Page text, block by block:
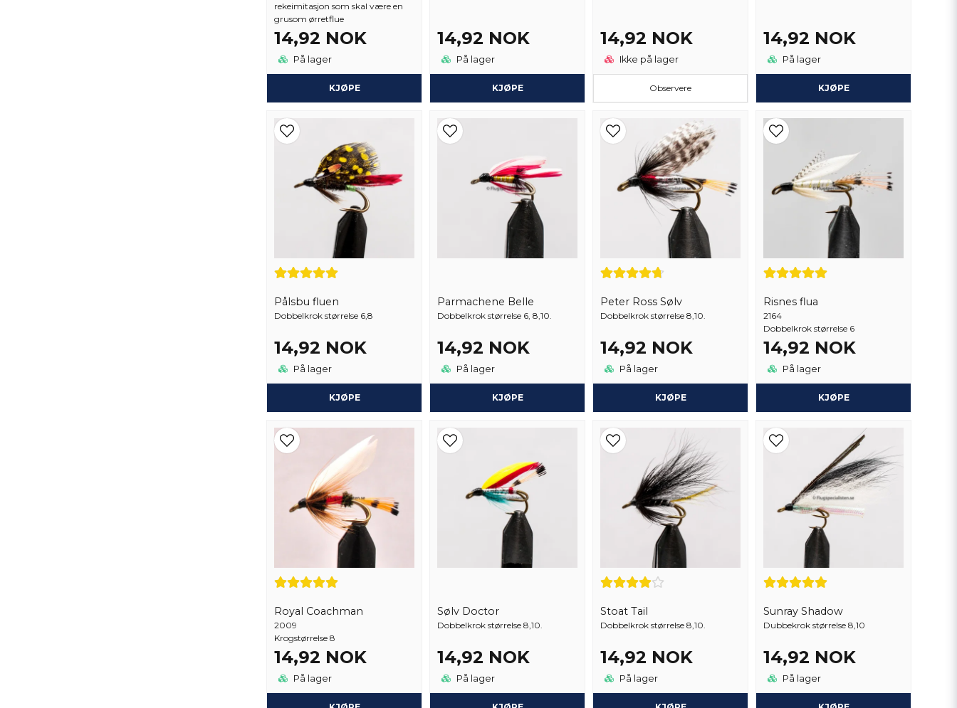
rekeimitasjon som skal være en
grusom ørretflue
14,92 NOK
På lager
KJØPE
14,92 NOK
På lager
KJØPE
14,92 NOK
Ikke på lager
Observere
14,92 NOK
På lager
KJØPE
Pålsbu fluen
Dobbelkrok størrelse 6,8
14,92 NOK
På lager
KJØPE
Parmachene Belle
Dobbelkrok størrelse 6, 8,10.
14,92 NOK
På lager
KJØPE
Peter Ross Sølv
Dobbelkrok størrelse 8,10.
14,92 NOK
På lager
KJØPE
Risnes flua
2164
Dobbelkrok størrelse 6
14,92 NOK
På lager
KJØPE
Royal Coachman
2009
Krogstørrelse 8
14,92 NOK
På lager
Sølv Doctor
Dobbelkrok størrelse 8,10.
14,92 NOK
På lager
Stoat Tail
Dobbelkrok størrelse 8,10.
14,92 NOK
På lager
Sunray Shadow
Dubbekrok størrelse 8,10
14,92 NOK
På lager